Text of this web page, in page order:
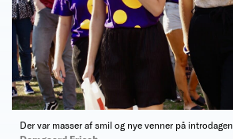
Der var masser af smil og nye venner på introdagen.